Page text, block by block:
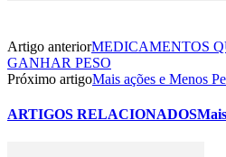
Artigo anteriorMEDICAMENTOS
GANHAR PESO
Próximo artigoMais ações e Menos
ARTIGOS RELACIONADOS